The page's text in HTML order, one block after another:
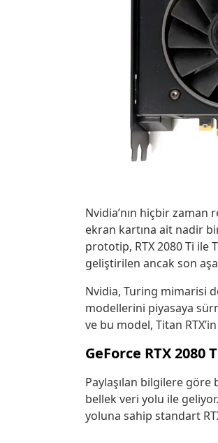
Nvidia’nın hiçbir zaman
ekran kartına ait nadir
prototip, RTX 2080 Ti ile
geliştirilen ancak son
Nvidia, Turing mimarisi
modellerini piyasaya
ve bu model, Titan
GeForce RTX 2080
Paylaşılan bilgilere göre
bellek veri yolu ile
yoluna sahip standart